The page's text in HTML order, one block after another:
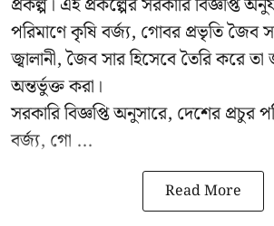
পরিমাণে কৃষি বর্জ্য, গোবর প্রভৃতি জৈব
জ্বালানী, জৈব সার হিসেবে তৈরি করে
অন্তর্ভুক্ত করা।
সরকারি বিজ্ঞপ্তি অনুসারে, দেশের প্রচুর
বর্জ্য, গো ...
Read More